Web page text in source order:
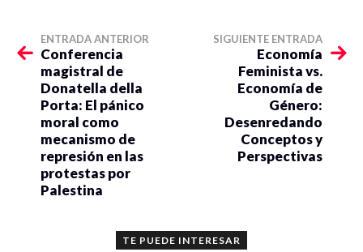
ENTRADA ANTERIOR
Conferencia
magistral de
Donatella della
Porta: El pánico
moral como
mecanismo de
represión en las
protestas por
Palestina
SIGUIENTE ENTRADA
Economía
Feminista vs.
Economía de
Género:
Desenredando
Conceptos y
Perspectivas
TE PUEDE INTERESAR